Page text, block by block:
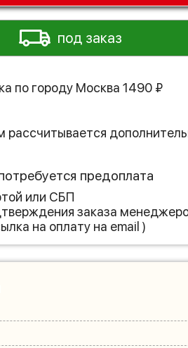
под заказ
по городу Москва 1490 ₽
рассчитывается
предоплата
или СБП
заказа
на оплату на email )